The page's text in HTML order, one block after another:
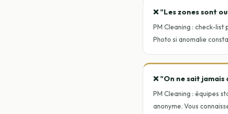
❌ "Les zones sont
PM Cleaning : check-list
Photo si anomalie
❌ "On ne sait jamais
PM Cleaning : équipes
anonyme. Vous